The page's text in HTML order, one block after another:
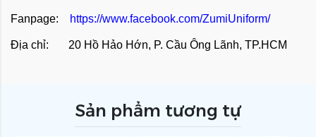
Fanpage: https://www.facebook.com/ZumiUniform/
Địa chỉ: 20 Hồ Hảo Hớn, P. Cầu Ông Lãnh, TP.HCM
Sản phẩm tương tự